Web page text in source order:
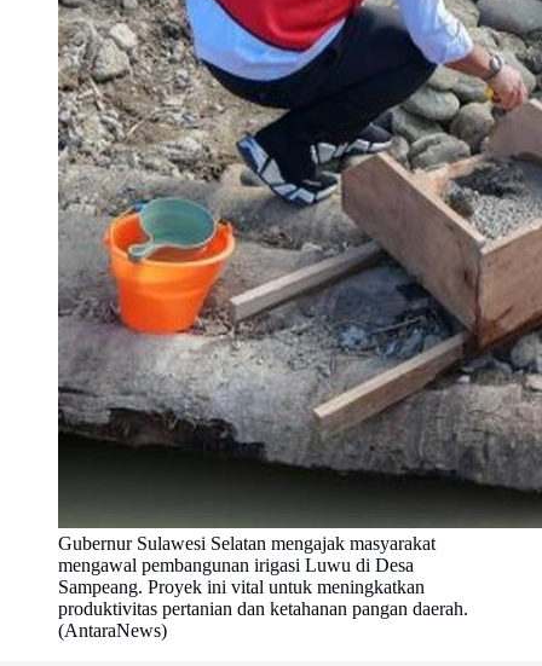
Gubernur Sulawesi Selatan mengajak masyarakat
mengawal pembangunan irigasi Luwu di Desa
Sampeang. Proyek ini vital untuk meningkatkan
produktivitas pertanian dan ketahanan pangan daerah.
(AntaraNews)